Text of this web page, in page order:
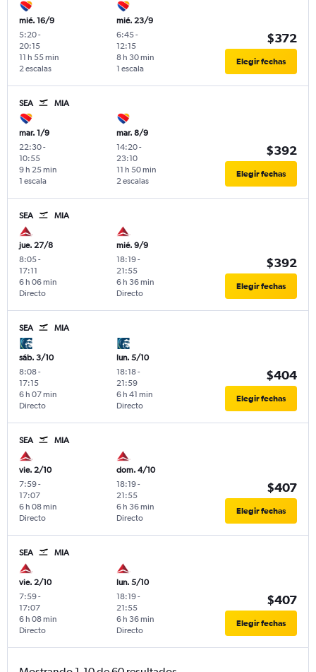
mié. 16/9
5:20-
20:15
2 escalas
11 h 55 min
mié. 23/9
6:45-
12:15
1 escala
8 h 30 min
$372
Elegir fechas
SEA MIA
mar. 1/9
22:30-
10:55
1 escala
9 h 25 min
mar. 8/9
14:20-
23:10
2 escalas
11 h 50 min
$392
Elegir fechas
SEA MIA
jue. 27/8
8:05-
17:11
Directo
6 h 06 min
mié. 9/9
18:19-
21:55
Directo
6 h 36 min
$392
Elegir fechas
SEA MIA
sáb. 3/10
8:08-
17:15
Directo
6 h 07 min
lun. 5/10
18:18-
21:59
Directo
6 h 41 min
$404
Elegir fechas
SEA MIA
vie. 2/10
7:59-
17:07
Directo
6 h 08 min
dom. 4/10
18:19-
21:55
Directo
6 h 36 min
$407
Elegir fechas
SEA MIA
vie. 2/10
7:59-
17:07
Directo
6 h 08 min
lun. 5/10
18:19-
21:55
Directo
6 h 36 min
$407
Elegir fechas